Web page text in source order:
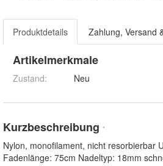
Produktdetails Zahlung, Versand
Artikelmerkmale
Zustand: Neu
Kurzbeschreibung *
Nylon, monofilament, nicht resorbierbar
Fadenlänge: 75cm Nadeltyp: 18mm